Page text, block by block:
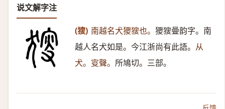
说文解字注
(獀) 南越名犬獿獀也。 獿獀曡韵字。南
越人名犬如是。今江浙尚有此語。 从
犬。叜聲。 所鳩切。三部。